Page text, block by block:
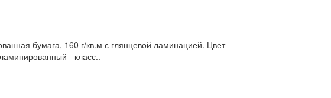
бумага, 160 г/кв.м с глянцевой ламинацией. Цвет
- класс..